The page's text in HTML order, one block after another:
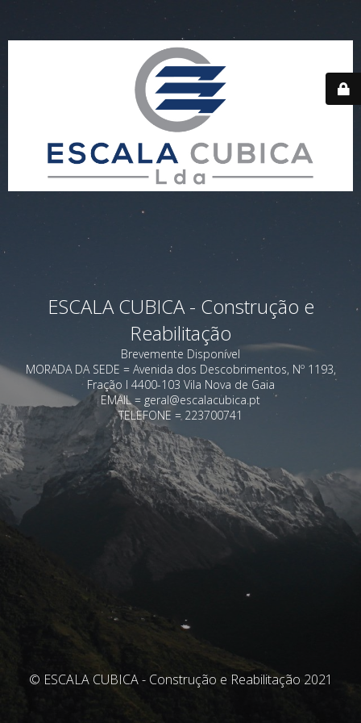
ESCALA CUBICA - Construção e
Reabilitação
Brevemente Disponível
MORADA DA SEDE = Avenida dos Descobrimentos, Nº 1193,
Fração I 4400-103 Vila Nova de Gaia
EMAIL = geral@escalacubica.pt
TELEFONE = 223700741
© ESCALA CUBICA - Construção e Reabilitação 2021